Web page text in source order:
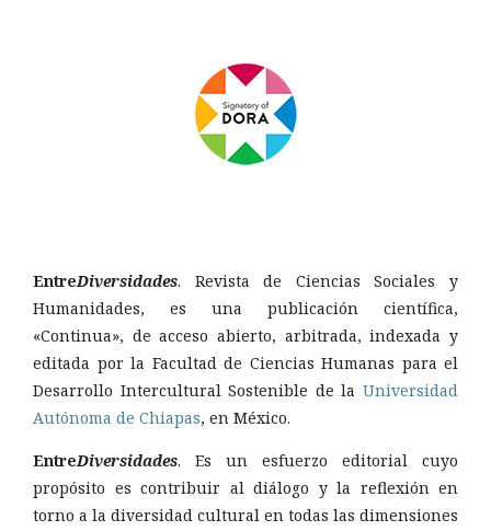
EntreDiversidades. Revista de Ciencias Sociales y
Humanidades, es una publicación científica,
«Continua», de acceso abierto, arbitrada, indexada y
editada por la Facultad de Ciencias Humanas para el
Desarrollo Intercultural Sostenible de la Universidad
Autónoma de Chiapas, en México.
EntreDiversidades. Es un esfuerzo editorial cuyo
propósito es contribuir al diálogo y la reflexión en
torno a la diversidad cultural en todas las dimensiones